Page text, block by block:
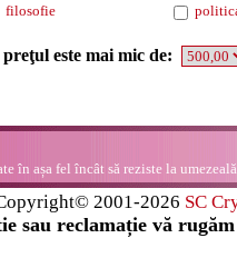
filosofie
este mai mic de:
în așa fel încât să reziste la
2001-2026 SC
sau reclamație vă